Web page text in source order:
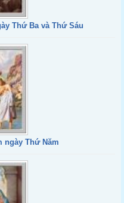
Thứ Ba và Thứ Sáu
ngày Thứ Năm